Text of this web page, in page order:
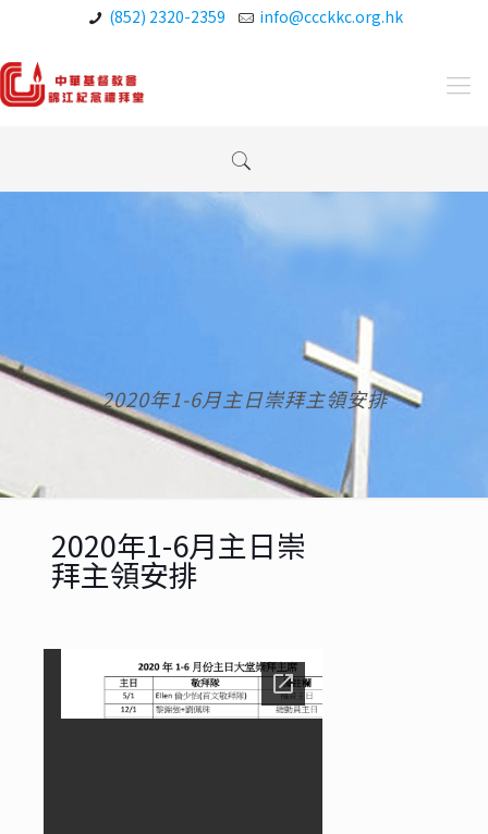
(852) 2320-2359 info@ccckkc.org.hk
2020年1-6月主日崇拜主領安排
2020年1-6月主日崇
拜主領安排